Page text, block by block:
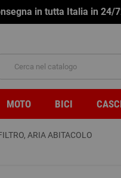
in tutta Italia in
MOTO BICI
ARIA ABITACOLO